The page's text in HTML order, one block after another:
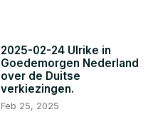
2025-02-24 Ulrike in
Goedemorgen Nederland
over de Duitse
verkiezingen.
Feb 25, 2025